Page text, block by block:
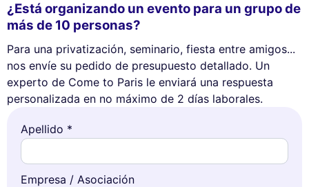
¿Está organizando un evento para un grupo de
más de 10 personas?
Para una privatización, seminario, fiesta entre amigos...
nos envíe su pedido de presupuesto detallado. Un
experto de Come to Paris le enviará una respuesta
personalizada en no máximo de 2 días laborales.
Apellido *
Empresa / Asociación